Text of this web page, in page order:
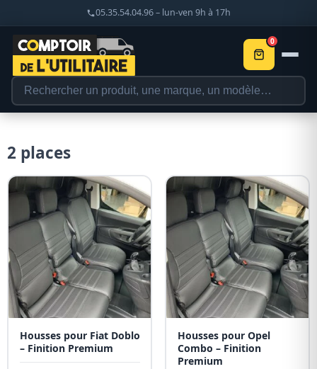
05.35.54.04.96 – lun-ven 9h à 17h
0
2 places
Housses pour Fiat Doblo
– Finition Premium
Housses pour Opel
Combo – Finition
Premium